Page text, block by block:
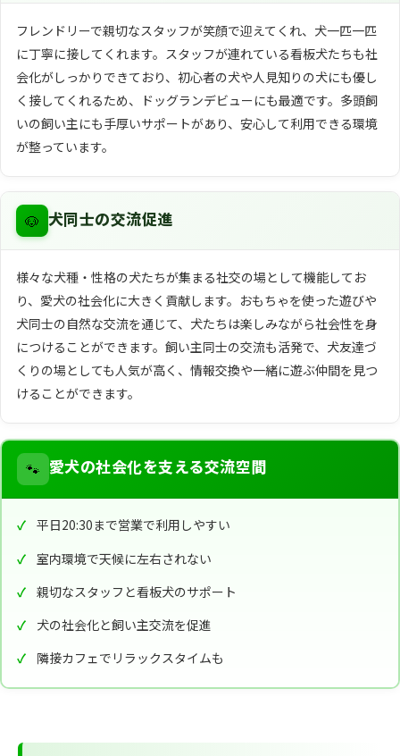
フレンドリーで親切なスタッフが笑顔で迎えてくれ、犬一匹一匹
に丁寧に接してくれます。スタッフが連れている看板犬たちも社
会化がしっかりできており、初心者の犬や人見知りの犬にも優し
く接してくれるため、ドッグランデビューにも最適です。多頭飼
いの飼い主にも手厚いサポートがあり、安心して利用できる環境
が整っています。
🐶 犬同士の交流促進
様々な犬種・性格の犬たちが集まる社交の場として機能してお
り、愛犬の社会化に大きく貢献します。おもちゃを使った遊びや
犬同士の自然な交流を通じて、犬たちは楽しみながら社会性を身
につけることができます。飼い主同士の交流も活発で、犬友達づ
くりの場としても人気が高く、情報交換や一緒に遊ぶ仲間を見つ
けることができます。
🐾 愛犬の社会化を支える交流空間
平日20:30まで営業で利用しやすい
室内環境で天候に左右されない
親切なスタッフと看板犬のサポート
犬の社会化と飼い主交流を促進
隣接カフェでリラックスタイムも